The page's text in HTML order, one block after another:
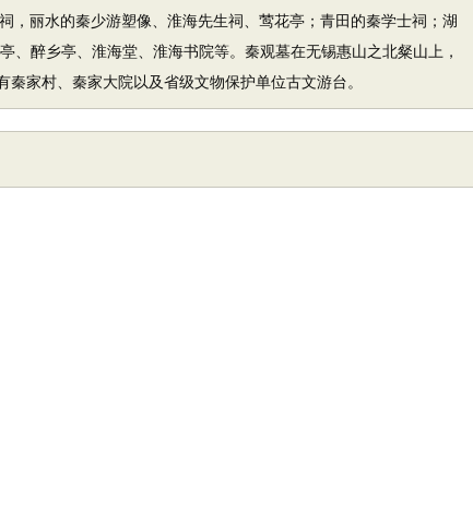
，丽水的秦少游塑像、淮海先生祠、莺花亭；青田的秦学士祠；湖
、醉乡亭、淮海堂、淮海书院等。秦观墓在无锡惠山之北粲山上，
秦家村、秦家大院以及省级文物保护单位古文游台。